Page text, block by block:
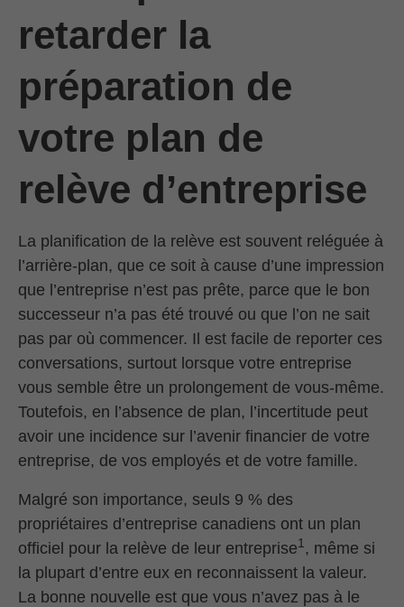
retarder la
préparation de
votre plan de
relève d’entreprise
La planification de la relève est souvent reléguée à
l’arrière-plan, que ce soit à cause d’une impression
que l’entreprise n’est pas prête, parce que le bon
successeur n’a pas été trouvé ou que l’on ne sait
pas par où commencer. Il est facile de reporter ces
conversations, surtout lorsque votre entreprise
vous semble être un prolongement de vous-même.
Toutefois, en l’absence de plan, l’incertitude peut
avoir une incidence sur l’avenir financier de votre
entreprise, de vos employés et de votre famille.
Malgré son importance, seuls 9 % des
propriétaires d’entreprise canadiens ont un plan
officiel pour la relève de leur entreprise1, même si
la plupart d’entre eux en reconnaissent la valeur.
La bonne nouvelle est que vous n’avez pas à le